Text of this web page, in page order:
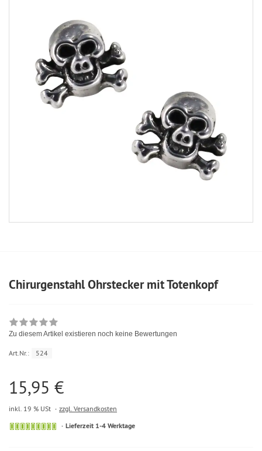
Chirurgenstahl Ohrstecker mit Totenkopf
Zu diesem Artikel existieren noch keine Bewertungen
Art.Nr.: 524
15,95 €
inkl. 19 % USt zzgl. Versandkosten
Lieferzeit 1-4 Werktage